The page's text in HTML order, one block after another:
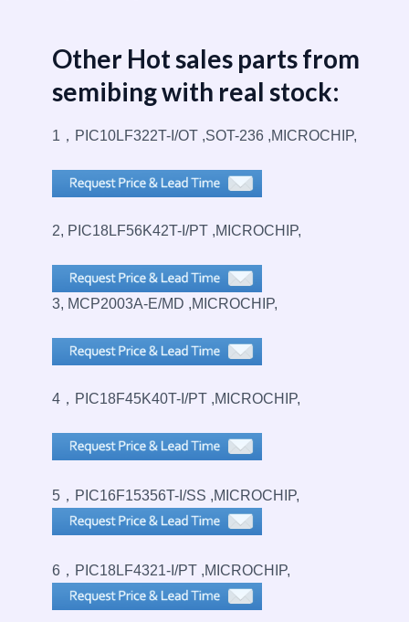
Other Hot sales parts from
semibing with real stock:
1，PIC10LF322T-I/OT ,SOT-236 ,MICROCHIP,
2, PIC18LF56K42T-I/PT ,MICROCHIP,
3, MCP2003A-E/MD ,MICROCHIP,
4，PIC18F45K40T-I/PT ,MICROCHIP,
5，PIC16F15356T-I/SS ,MICROCHIP,
6，PIC18LF4321-I/PT ,MICROCHIP,